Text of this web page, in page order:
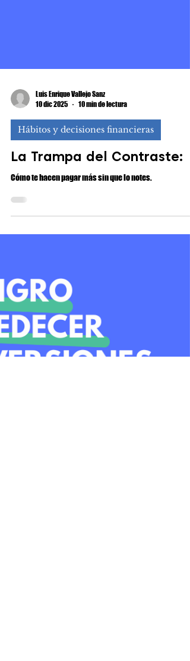
Luis Enrique Vallejo Sanz
10 dic 2025
10 min de lectura
Hábitos y decisiones financieras
La Trampa del Contraste: